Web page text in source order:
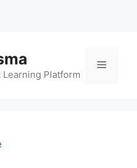
Platform
Menu